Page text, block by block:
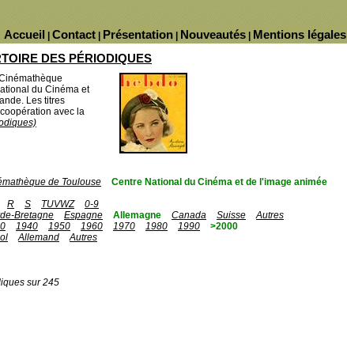
Mentions légales
Nouveautés
Présentation
Contact
Accueil
DES PÉRIODIQUES
du Cinéma et
Les titres
avec la
de Toulouse
Centre National du Cinéma et de l'image animée
R S TUVWZ
0-9
Bretagne Espagne Allemagne Canada Suisse
Autres
1940 1950 1960 1970 1980 1990
>2000
Allemand
Autres
sur 245